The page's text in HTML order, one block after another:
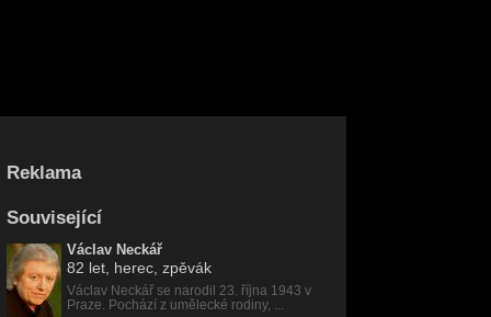
Reklama
Související
Václav Neckář
82 let , herec, zpěvák
Václav Neckář se narodil 23. října 1943 v
Praze. Pochází z umělecké rodiny, ...